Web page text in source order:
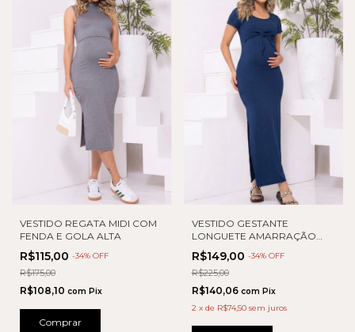
VESTIDO REGATA MIDI COM
FENDA E GOLA ALTA
R$115,00 -34% OFF
R$175,00
R$108,10 com Pix
Comprar
VESTIDO GESTANTE
LONGUETE AMARRAÇÃO
FRONTAL
R$149,00 -34% OFF
R$225,00
R$140,06 com Pix
2 x de R$74,50 sem juros